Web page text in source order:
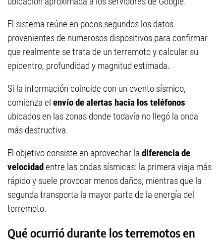
El sistema reúne en pocos segundos los datos
provenientes de numerosos dispositivos para confirmar
que realmente se trata de un terremoto y calcular su
epicentro, profundidad y magnitud estimada.
Si la información coincide con un evento sísmico,
comienza el envío de alertas hacia los teléfonos
ubicados en las zonas donde todavía no llegó la onda
más destructiva.
El objetivo consiste en aprovechar la diferencia de
velocidadentre las ondas sísmicas: la primera viaja más
rápido y suele provocar menos daños, mientras que la
segunda transporta la mayor parte de la energía del
terremoto.
Qué ocurrió durante los terremotos en